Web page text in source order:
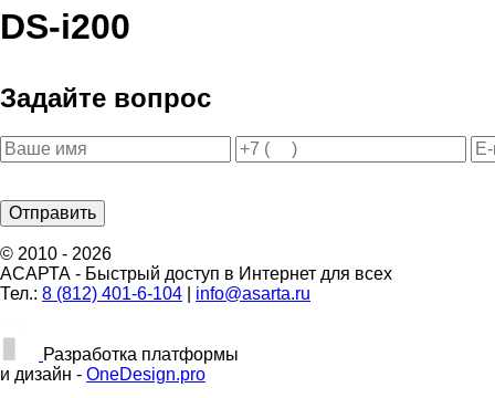
DS-i200
Задайте вопрос
© 2010 - 2026
АСАРТА - Быстрый доступ в Интернет для всех
Тел.: 8 (812) 401-6-104 info@asarta.ru
Разработка платформы
и дизайн - OneDesign.pro